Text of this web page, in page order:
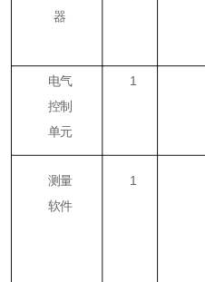
器
电气
控制
单元
1
测量
软件
1